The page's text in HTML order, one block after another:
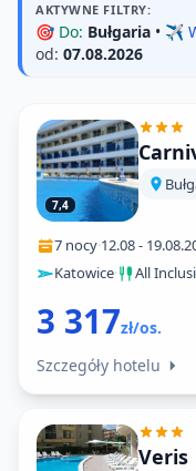
AKTYWNE FILTRY:
🎯 Do: Bułgaria • ✈️
od: 07.08.2026
7,4
7 nocy·12.08-
Katowice· All
3 317zł/os.
Szczegóły hotelu
Veris